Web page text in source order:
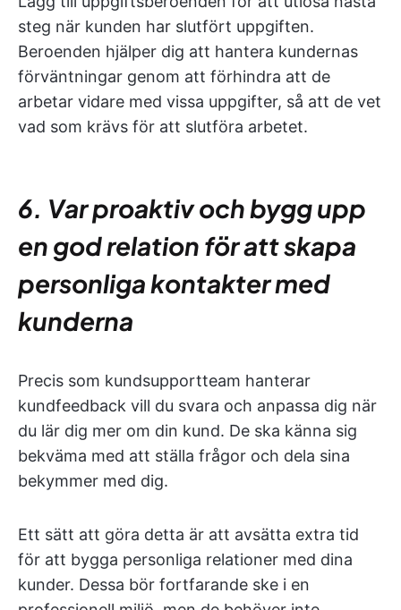
steg när kunden har slutfört uppgiften.
Beroenden hjälper dig att hantera kundernas
förväntningar genom att förhindra att de
arbetar vidare med vissa uppgifter, så att de vet
vad som krävs för att slutföra arbetet.
6. Var proaktiv och bygg upp
en god relation för att skapa
personliga kontakter med
kunderna
Precis som kundsupportteam hanterar
kundfeedback vill du svara och anpassa dig när
du lär dig mer om din kund. De ska känna sig
bekväma med att ställa frågor och dela sina
bekymmer med dig.
Ett sätt att göra detta är att avsätta extra tid
för att bygga personliga relationer med dina
kunder. Dessa bör fortfarande ske i en